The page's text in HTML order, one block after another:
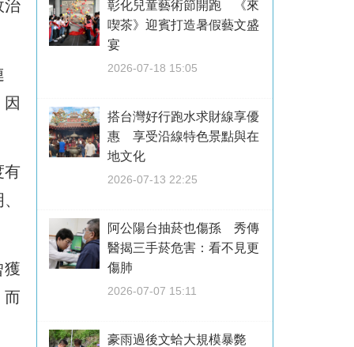
治
有
獲
而
彰化兒童藝術節開跑 《來
喫茶》迎賓打造暑假藝文盛
宴
2026-07-18 15:05
搭台灣好行跑水求財線享優
惠 享受沿線特色景點與在
地文化
2026-07-13 22:25
阿公陽台抽菸也傷孫 秀傳
醫揭三手菸危害：看不見更
傷肺
2026-07-07 15:11
豪雨過後文蛤大規模暴斃